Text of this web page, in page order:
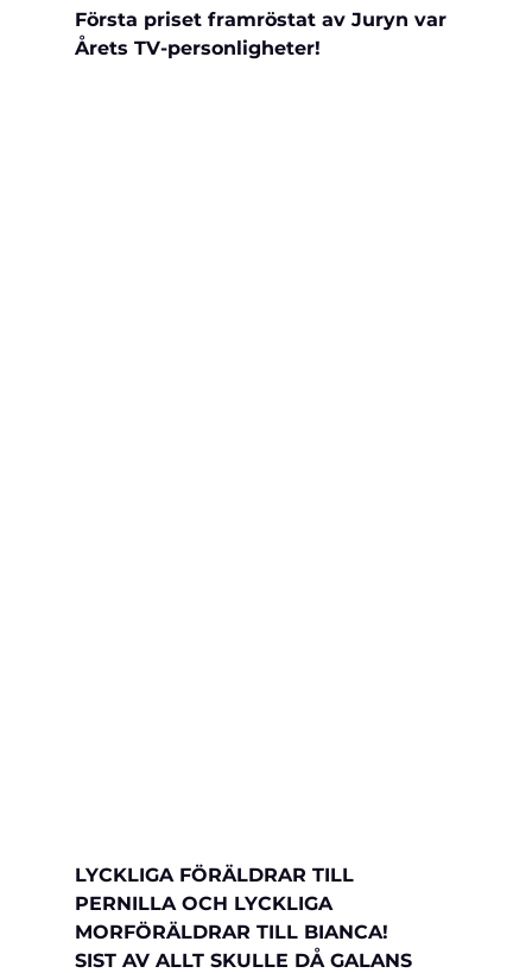
Första priset framröstat av Juryn var
Årets TV-personligheter!
LYCKLIGA FÖRÄLDRAR TILL
PERNILLA OCH LYCKLIGA
MORFÖRÄLDRAR TILL BIANCA!
SIST AV ALLT SKULLE DÅ GALANS